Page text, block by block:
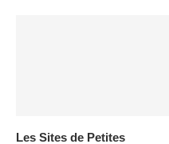
Les Sites de Petites